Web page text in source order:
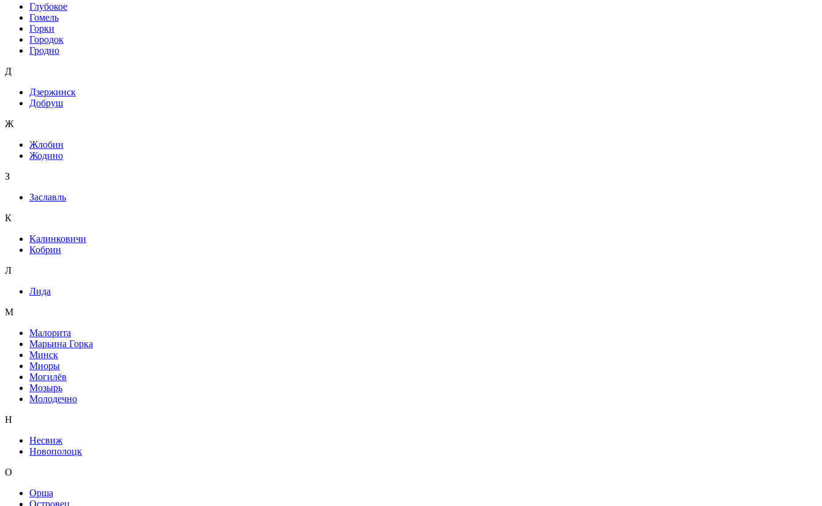
Глубокое
Гомель
Горки
Городок
Гродно
Д
Дзержинск
Добруш
Ж
Жлобин
Жодино
З
Заславль
К
Калинковичи
Кобрин
Л
Лида
М
Малорита
Марьина Горка
Минск
Миоры
Могилёв
Мозырь
Молодечно
Н
Несвиж
Новополоцк
О
Орша
Островец